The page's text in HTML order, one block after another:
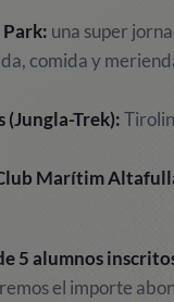
una super
comida y
Trek):
Marítim
5 alumnos
el importe